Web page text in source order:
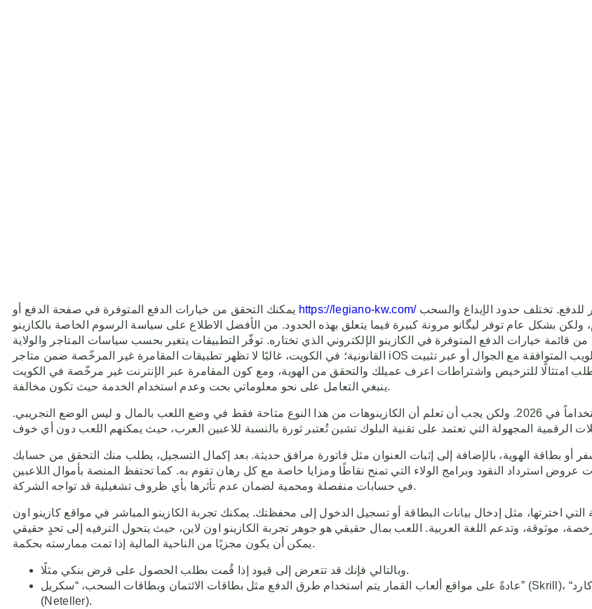
https://legiano-kw.com/الاتصال بدعم العملاء في الكازينو للتأكد من توفر ليگانو كخيار للدفع. تختلف حدود الإيداع والسحب
ولكن بشكل عام توفر ليگانو مرونة كبيرة فيما يتعلق بهذه الحدود. من الأفضل الاطلاع على سياسة الرسوم الخاصة بالكازينو
خيارات الدفع المتوفرة في الكازينو الإلكتروني الذي تختاره. توفّر التطبيقات يتغير بحسب سياسات المتاجر والولاية
القانونية؛ في الكويت، غالبًا لا تظهر تطبيقات المقامرة غير المرخّصة ضمن متاجر iOS وأندرويد، ويكون الوصول عبر نسخة الويب المتوافقة مع الجوال أو عبر تثبيت PWA إن عُرض الخيار
امتثالًا للترخيص واشتراطات اعرف عميلك والتحقق من الهوية، ومع كون المقامرة عبر الإنترنت غير مرخّصة في الكويت
ينبغي التعامل على نحو معلوماتي بحت وعدم استخدام الخدمة حيث تكون مخالفة.
بدون شك، يُعتبر الكازينو العربي المباشر أحد الأنواع الأكثر استخداماً في 2026. ولكن يجب أن تعلم أن الكازينوهات من هذا النوع متاحة فقط في وضع اللعب بالمال و ليس الوضع التجريبي.
أو بطاقة الهوية، بالإضافة إلى إثبات العنوان مثل فاتورة مرافق حديثة. بعد إكمال التسجيل، يطلب منك التحقق من حسابك
عروض استرداد النقود وبرامج الولاء التي تمنح نقاطًا ومزايا خاصة مع كل رهان تقوم به. كما تحتفظ المنصة بأموال اللاعبين
في حسابات منفصلة ومحمية لضمان عدم تأثرها بأي ظروف تشغيلية قد تواجه الشركة.
التي اخترتها، مثل إدخال بيانات البطاقة أو تسجيل الدخول إلى محفظتك. يمكنك تجربة الكازينو المباشر في مواقع كازينو اون
موثوقة، وتدعم اللغة العربية. اللعب بمال حقيقي هو جوهر تجربة الكازينو اون لاين، حيث يتحول الترفيه إلى تحدٍ حقيقي
يمكن أن يكون مجزيًا من الناحية المالية إذا تمت ممارسته بحكمة.
وبالتالي فإنك قد تتعرض إلى قيود إذا قُمت بطلب الحصول على قرض بنكي مثلًا.
عادةً على مواقع ألعاب القمار يتم استخدام طرق الدفع مثل بطاقات الائتمان وبطاقات السحب، “سكريل” (Skrill)، “باي سيف كارد” (Paysafecard)، “باي بال” (PayPal)، “نتلر”
(Neteller).